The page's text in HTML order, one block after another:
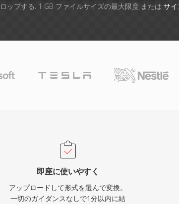
ップする. 1 GB ファイルサイズの最大限度 または サ
即座に使いやすく
アップロードして形式を選んで変換。
一切のガイダンスなしで1分以内に結